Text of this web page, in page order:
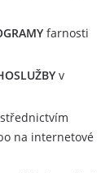
farnosti
v
na internetové